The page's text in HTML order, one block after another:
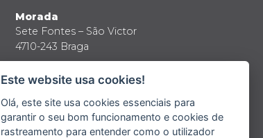
Morada
Sete Fontes – São Victor
4710-243 Braga
Latitude: 41º 34’ N
Longitude: 8º 24’ W
Este website usa cookies!
Olá, este site usa cookies essenciais para
garantir o seu bom funcionamento e cookies de
rastreamento para entender como o utilizador